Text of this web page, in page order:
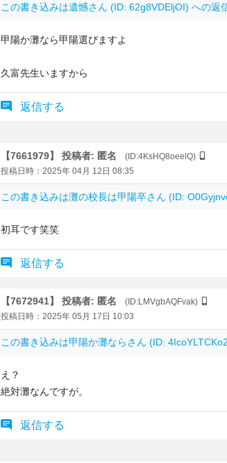
この書き込みは遺憾さん (ID: 62g8VDEljOI) への返
甲陽か灘なら甲陽選びますよ
久富先生いますから
返信する
【7661979】 投稿者: 匿名
(ID:4KsHQ8oeelQ)
投稿日時：2025年 04月 12日 08:35
この書き込みは灘の校長は甲陽卒さん (ID:
初耳です笑笑
返信する
【7672941】 投稿者: 匿名
(ID:LMVgbAQFvak)
投稿日時：2025年 05月 17日 10:03
この書き込みは甲陽か灘ならさん (ID:
え？
絶対灘なんですが。
返信する